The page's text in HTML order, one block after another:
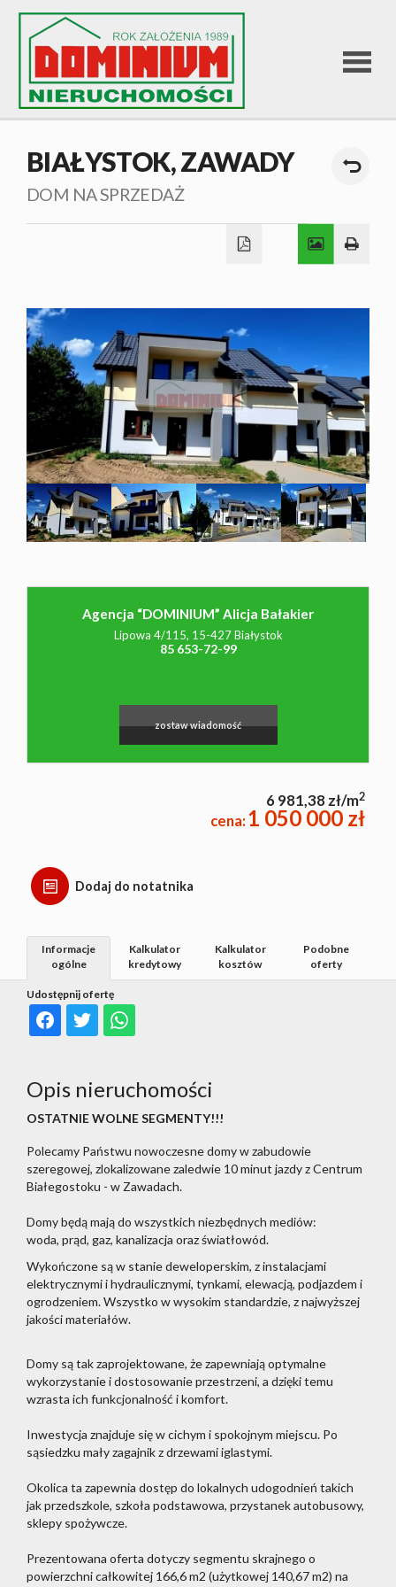
STRONA
OFERTA
OFERTA
NAJMU
O NAS
BIAŁYSTOK,ZAWADY
DOM NA SPRZEDAŻ
Agencja “DOMINIUM” Alicja Bałakier
Lipowa 4/115, 15-427 Białystok
85 653-72-99
zostaw wiadomość
6 981,38 zł/m2
cena:1 050 000 zł
Dodaj do notatnika
Udostępnij ofertę
Informacje
ogólne
Kalkulator
kredytowy
Kalkulator
kosztów
Podobne
oferty
Opis nieruchomości
OSTATNIE WOLNE SEGMENTY!!!
Polecamy Państwu nowoczesne domy w zabudowie
szeregowej, zlokalizowane zaledwie 10 minut jazdy z Centrum
Białegostoku - w Zawadach.
Domy będą mają do wszystkich niezbędnych mediów:
woda, prąd, gaz, kanalizacja oraz światłowód.
Wykończone są w stanie deweloperskim, z instalacjami
elektrycznymi i hydraulicznymi, tynkami, elewacją, podjazdem i
ogrodzeniem. Wszystko w wysokim standardzie, z najwyższej
jakości materiałów.
Domy są tak zaprojektowane, że zapewniają optymalne
wykorzystanie i dostosowanie przestrzeni, a dzięki temu
wzrasta ich funkcjonalność i komfort.
Inwestycja znajduje się w cichym i spokojnym miejscu. Po
sąsiedzku mały zagajnik z drzewami iglastymi.
Okolica ta zapewnia dostęp do lokalnych udogodnień takich
jak przedszkole, szkoła podstawowa, przystanek autobusowy,
sklepy spożywcze.
Prezentowana oferta dotyczy segmentu skrajnego o
powierzchni całkowitej 166,6 m2 (użytkowej 140,67 m2) na